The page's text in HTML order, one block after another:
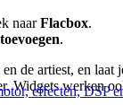
effecten, DSP
naarFlacbox.
.
de artiest, en laat
Widgets werken